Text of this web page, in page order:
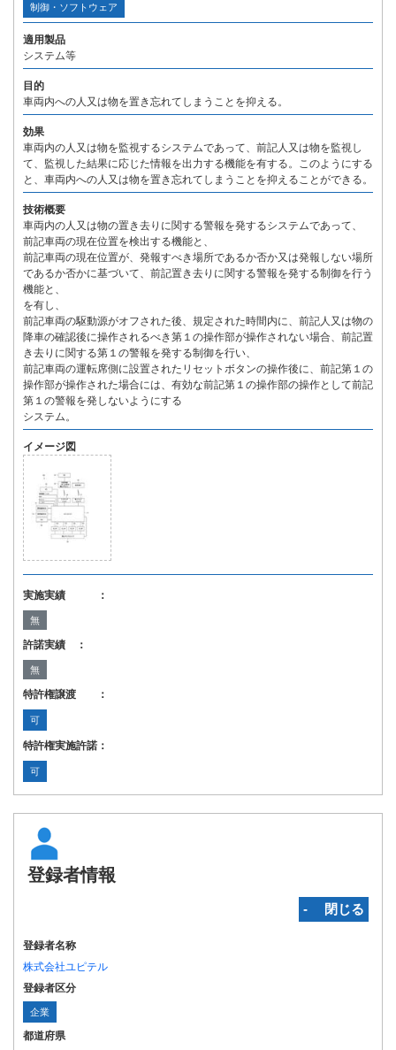
制御・ソフトウェア
適用製品
システム等
目的
車両内への人又は物を置き忘れてしまうことを抑える。
効果
車両内の人又は物を監視するシステムであって、前記人又は物を監視し
て、監視した結果に応じた情報を出力する機能を有する。このようにする
と、車両内への人又は物を置き忘れてしまうことを抑えることができる。
技術概要
車両内の人又は物の置き去りに関する警報を発するシステムであって、
前記車両の現在位置を検出する機能と、
前記車両の現在位置が、発報すべき場所であるか否か又は発報しない場所
であるか否かに基づいて、前記置き去りに関する警報を発する制御を行う
機能と、
を有し、
前記車両の駆動源がオフされた後、規定された時間内に、前記人又は物の
降車の確認後に操作されるべき第１の操作部が操作されない場合、前記置
き去りに関する第１の警報を発する制御を行い、
前記車両の運転席側に設置されたリセットボタンの操作後に、前記第１の
操作部が操作された場合には、有効な前記第１の操作部の操作として前記
第１の警報を発しないようにする
システム。
イメージ図
実施実績 ：
無
許諾実績 ：
無
特許権譲渡 ：
可
特許権実施許諾：
可
登録者情報
‐ 閉じる
登録者名称
株式会社ユピテル
登録者区分
企業
都道府県